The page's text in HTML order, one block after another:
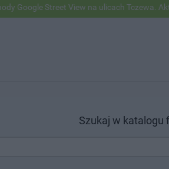
Street View na ulicach Tczewa.
Szukaj w katalogu